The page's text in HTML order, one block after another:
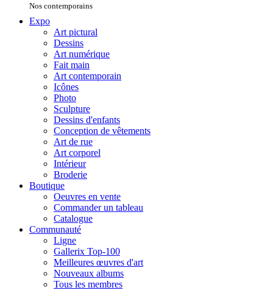
Nos contemporains
Expo
Art pictural
Dessins
Art numérique
Fait main
Art contemporain
Icônes
Photo
Sculpture
Dessins d'enfants
Conception de vêtements
Art de rue
Art corporel
Intérieur
Broderie
Boutique
Oeuvres en vente
Commander un tableau
Catalogue
Communauté
Ligne
Gallerix Top-100
Meilleures œuvres d'art
Nouveaux albums
Tous les membres